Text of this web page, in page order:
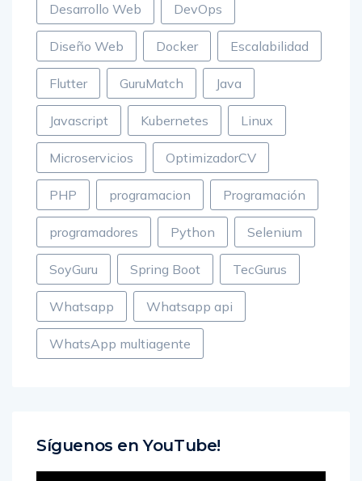
Desarrollo Web DevOps
Diseño Web Docker Escalabilidad
Flutter GuruMatch Java
Javascript Kubernetes Linux
Microservicios OptimizadorCV
PHP programacion Programación
programadores Python Selenium
SoyGuru Spring Boot TecGurus
Whatsapp Whatsapp api
WhatsApp multiagente
Síguenos en YouTube!